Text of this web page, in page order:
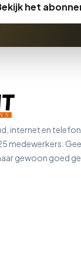
het
internet en
medewerkers.
gewoon goed